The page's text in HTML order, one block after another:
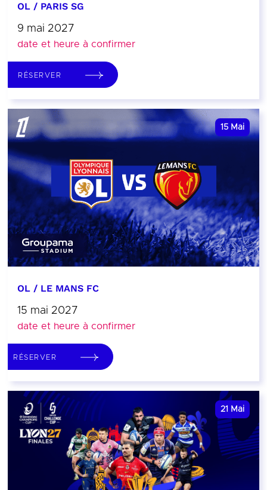
OL / PARIS SG
9 mai 2027
date et heure à confirmer
RÉSERVER
15 Mai
OL / LE MANS FC
15 mai 2027
date et heure à confirmer
RÉSERVER
21 Mai